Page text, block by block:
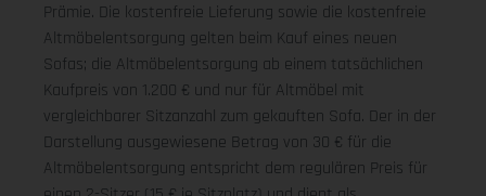
Prämie. Die kostenfreie Lieferung sowie die kostenfreie
Altmöbelentsorgung gelten beim Kauf eines neuen
Sofas; die Altmöbelentsorgung ab einem tatsächlichen
Kaufpreis von 1.200 € und nur für Altmöbel mit
vergleichbarer Sitzanzahl zum gekauften Sofa. Der in der
Darstellung ausgewiesene Betrag von 30 € für die
Altmöbelentsorgung entspricht dem regulären Preis für